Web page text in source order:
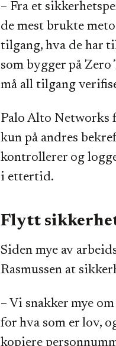
– Fra et
de mest brukte
tilgang, hva de har
som bygger på Zero
må all tilgang
Palo Alto Networks
kun på andres
kontrollerer og
i ettertid.
Flytt
Siden mye av
Rasmussen at
– Vi snakker mye
for hva som er lov,
kopiere